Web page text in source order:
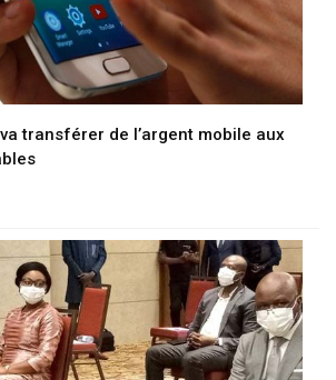
transférer de l’argent mobile aux